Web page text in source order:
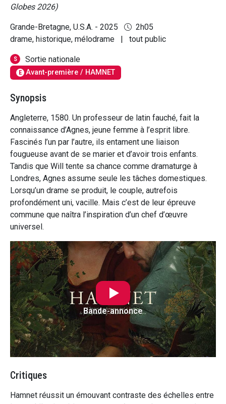
Globes 2026)
Grande-Bretagne, U.S.A. - 2025
2h05
drame, historique, mélodrame
| tout public
S Sortie nationale
E Avant-première / HAMNET
Synopsis
Angleterre, 1580. Un professeur de latin fauché, fait la
connaissance d’Agnes, jeune femme à l’esprit libre.
Fascinés l’un par l’autre, ils entament une liaison
fougueuse avant de se marier et d’avoir trois enfants.
Tandis que Will tente sa chance comme dramaturge à
Londres, Agnes assume seule les tâches domestiques.
Lorsqu’un drame se produit, le couple, autrefois
profondément uni, vacille. Mais c’est de leur épreuve
commune que naîtra l’inspiration d’un chef d’œuvre
universel.
Bande-annonce
Critiques
Hamnet réussit un émouvant contraste des échelles entre